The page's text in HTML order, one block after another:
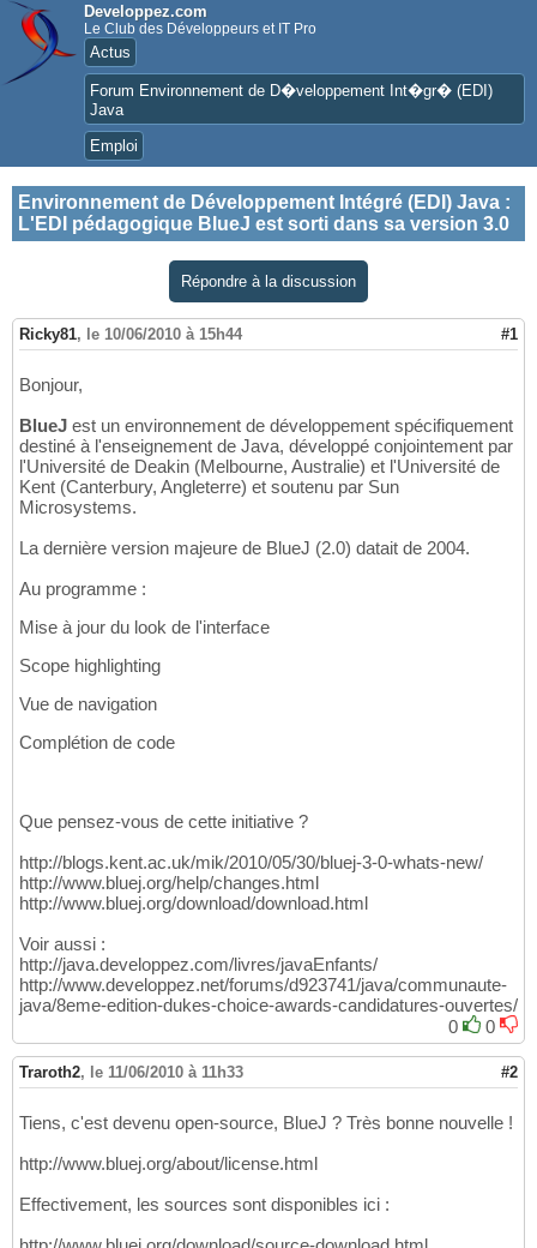
Developpez.com
Le Club des Développeurs et IT Pro
Actus
Forum Environnement de D�veloppement Int�gr� (EDI)
Java
Emploi
Environnement de Développement Intégré (EDI) Java :
L'EDI pédagogique BlueJ est sorti dans sa version 3.0
Répondre à la discussion
Ricky81, le 10/06/2010 à 15h44 #1
Bonjour,
BlueJ est un environnement de développement spécifiquement
destiné à l'enseignement de Java, développé conjointement par
l'Université de Deakin (Melbourne, Australie) et l'Université de
Kent (Canterbury, Angleterre) et soutenu par Sun
Microsystems.
La dernière version majeure de BlueJ (2.0) datait de 2004.
Au programme :
Mise à jour du look de l'interface
Scope highlighting
Vue de navigation
Complétion de code
Que pensez-vous de cette initiative ?
http://blogs.kent.ac.uk/mik/2010/05/30/bluej-3-0-whats-new/
http://www.bluej.org/help/changes.html
http://www.bluej.org/download/download.html
Voir aussi :
http://java.developpez.com/livres/javaEnfants/
http://www.developpez.net/forums/d923741/java/communaute-
java/8eme-edition-dukes-choice-awards-candidatures-ouvertes/
0
0
Traroth2, le 11/06/2010 à 11h33 #2
Tiens, c'est devenu open-source, BlueJ ? Très bonne nouvelle !
http://www.bluej.org/about/license.html
Effectivement, les sources sont disponibles ici :